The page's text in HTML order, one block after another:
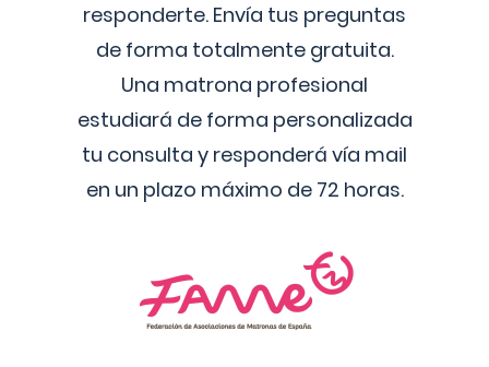
responderte. Envía tus preguntas
de forma totalmente gratuita.
Una matrona profesional
estudiará de forma personalizada
tu consulta y responderá vía mail
en un plazo máximo de 72 horas.